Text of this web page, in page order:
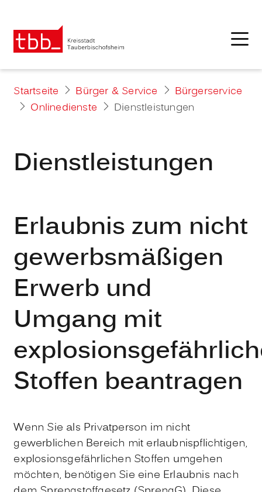
Startseite Bürger & Service
Bürgerservice
Onlinedienste
Dienstleistungen
Dienstleistungen
Erlaubnis zum nicht
gewerbsmäßigen
Erwerb und
Umgang mit
Stoffen beantragen
Wenn Sie als Privatperson im nicht
gewerblichen Bereich mit erlaubnispflichtigen,
explosionsgefährlichen Stoffen umgehen
möchten, benötigen Sie eine Erlaubnis nach